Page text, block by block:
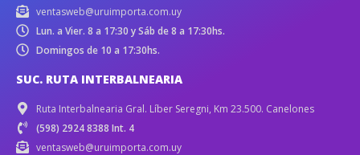
ventasweb@uruimporta.com.uy
Lun. a Vier. 8 a 17:30 y Sáb de 8 a 17:30hs.
Domingos de 10 a 17:30hs.
SUC. RUTA INTERBALNEARIA
Ruta Interbalnearia Gral. Líber Seregni, Km 23.500. Canelones
(598) 2924 8388 Int. 4
ventasweb@uruimporta.com.uy